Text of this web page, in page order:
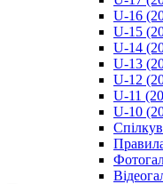
U-16
U-15
U-14
U-13
U-12
U-11
U-10